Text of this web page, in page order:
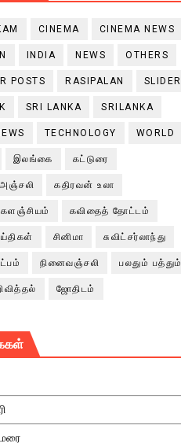
CINEMA CINEMA NEWS
INDIA NEWS OTHERS
POSTS RASIPALAN SLIDER
SRI LANKA SRILANKA
TECHNOLOGY WORLD
இலங்கை கட்டுரை
கதிரவன் உலா
கவிதைத் தோட்டம்
சினிமா சுவிட்சர்லாந்து
நினைவஞ்சலி பலதும் பத்தும்
ஜோதிடம்